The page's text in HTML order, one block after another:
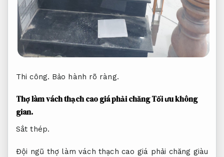
Thi công. Bảo hành rõ ràng.
Thợ làm vách thạch cao giá phải chăngTối ưu không
gian.
Sắt thép.
Đội ngũ thợ làm vách thạch cao giá phải chăng giàu